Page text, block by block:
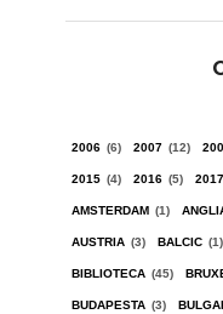
2006 (6) 2007 (12)
2015 (4) 2016 (5) 2017
AMSTERDAM (1)
AUSTRIA (3) BALCIC (1)
BIBLIOTECA (45)
BUDAPESTA (3)